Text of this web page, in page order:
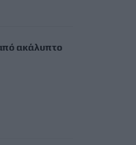
ακάλυπτο